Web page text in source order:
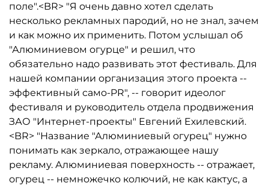
поле".<BR> "Я очень давно хотел сделать
несколько рекламных пародий, но не знал, зачем
и как можно их применить. Потом услышал об
"Алюминиевом огурце" и решил, что
обязательно надо развивать этот фестиваль. Для
нашей компании организация этого проекта --
эффективный само-PR", -- говорит идеолог
фестиваля и руководитель отдела продвижения
ЗАО "Интернет-проекты" Евгений Ехилевский.
<BR> "Название "Алюминиевый огурец" нужно
понимать как зеркало, отражающее нашу
рекламу. Алюминиевая поверхность -- отражает,
огурец -- немножечко колючий, не как кактус, а